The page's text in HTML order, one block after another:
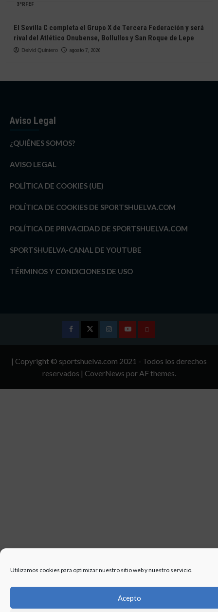
Utilizamos cookies para optimizar nuestro sitio web y nuestro servicio.
Acepto
3ªRFEF
El Sevilla C completa el Grupo X de Tercera Federación y será
rival del Atlético Onubense, Bollullos y San Roque de Lepe
Deivid Quintero agosto 7, 2026
Aviso Legal
¿QUIÉNES SOMOS?
AVISO LEGAL
POLÍTICA DE COOKIES (UE)
POLÍTICA DE COOKIES DE SPORTSHUELVA.COM
POLÍTICA DE PRIVACIDAD DE SPORTSHUELVA.COM
SPORTSHUELVA-CANAL DE YOUTUBE
TÉRMINOS Y CONDICIONES DE USO
InstagramYoutubeTÉRMINOS
CONDICIONES
| Copyright © sportshuelva.com 2021 - Todos los derechos
reservados | CoverNews por AF themes.